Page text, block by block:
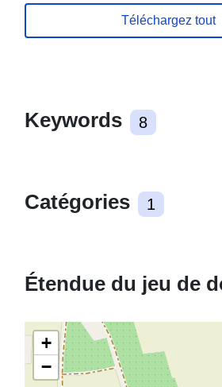
Téléchargez tout
Keywords 8
Catégories 1
Étendue du jeu de
+
−